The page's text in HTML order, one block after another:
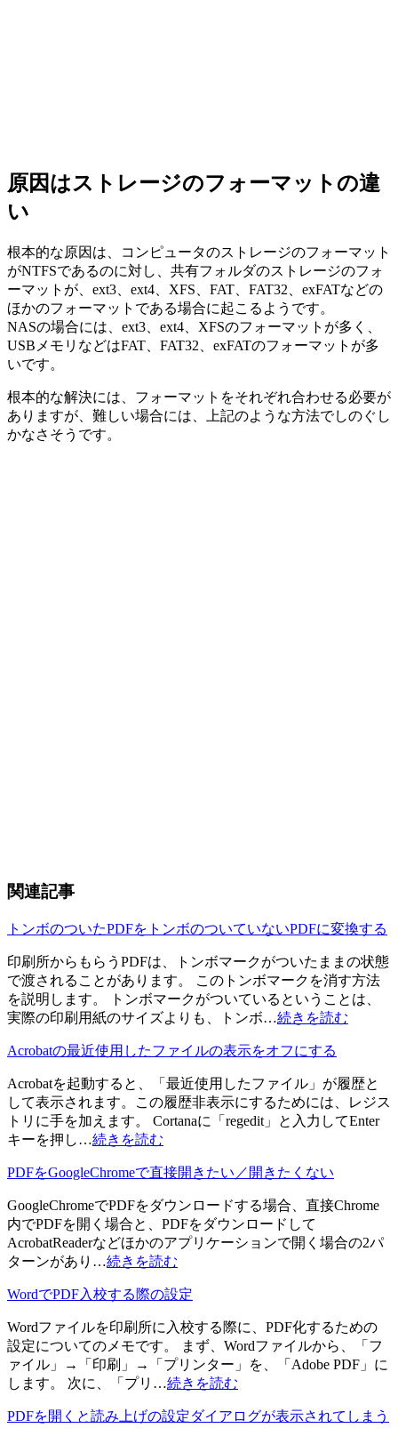
原因はストレージのフォーマットの違
い
根本的な原因は、コンピュータのストレージのフォーマット
がNTFSであるのに対し、共有フォルダのストレージのフォ
ーマットが、ext3、ext4、XFS、FAT、FAT32、exFATなどの
ほかのフォーマットである場合に起こるようです。
NASの場合には、ext3、ext4、XFSのフォーマットが多く、
USBメモリなどはFAT、FAT32、exFATのフォーマットが多
いです。
根本的な解決には、フォーマットをそれぞれ合わせる必要が
ありますが、難しい場合には、上記のような方法でしのぐし
かなさそうです。
関連記事
トンボのついたPDFをトンボのついていないPDFに変換する
印刷所からもらうPDFは、トンボマークがついたままの状態
で渡されることがあります。 このトンボマークを消す方法
を説明します。 トンボマークがついているということは、
実際の印刷用紙のサイズよりも、トンボ…続きを読む
Acrobatの最近使用したファイルの表示をオフにする
Acrobatを起動すると、「最近使用したファイル」が履歴と
して表示されます。この履歴非表示にするためには、レジス
トリに手を加えます。 Cortanaに「regedit」と入力してEnter
キーを押し…続きを読む
PDFをGoogleChromeで直接開きたい／開きたくない
GoogleChromeでPDFをダウンロードする場合、直接Chrome
内でPDFを開く場合と、PDFをダウンロードして
AcrobatReaderなどほかのアプリケーションで開く場合の2パ
ターンがあり…続きを読む
WordでPDF入校する際の設定
Wordファイルを印刷所に入校する際に、PDF化するための
設定についてのメモです。 まず、Wordファイルから、「フ
ァイル」→「印刷」→「プリンター」を、「Adobe PDF」に
します。 次に、「プリ…続きを読む
PDFを開くと読み上げの設定ダイアログが表示されてしまう